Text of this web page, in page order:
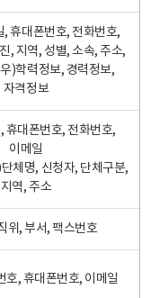
, 휴대폰번호, 전화번호,
, 지역, 성별, 소속, 주소,
)학력정보, 경력정보,
자격정보
휴대폰번호, 전화번호,
이메일
체명, 신청자, 단체구분,
지역, 주소
위, 부서, 팩스번호
호, 휴대폰번호, 이메일